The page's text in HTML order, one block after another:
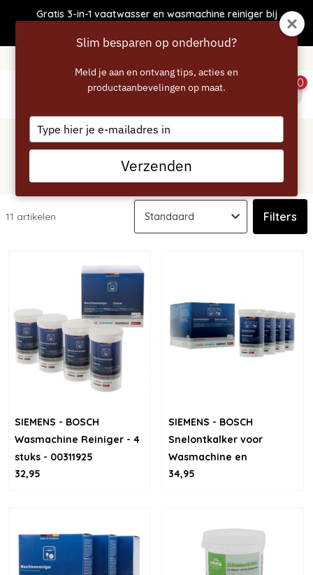
Gratis 3-in-1 vaatwasser en wasmachine reiniger bij
0
Home/Vaatwasser/Siemens
Siemens vaatwasser reiniger en
11 artikelen Filters
SIEMENS - BOSCH
Wasmachine Reiniger - 4
stuks - 00311925
32,95
SIEMENS - BOSCH
Snelontkalker voor
Wasmachine en
Vaatwasser - 4 stuks
34,95
Slim besparen op onderhoud?
Meld je aan en ontvang tips, acties en
productaanbevelingen op maat.
Type
your
email
Verzenden